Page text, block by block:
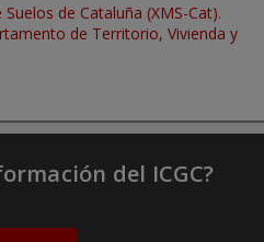
de Cataluña (XMS-Cat).
de Territorio, Vivienda y
del ICGC?